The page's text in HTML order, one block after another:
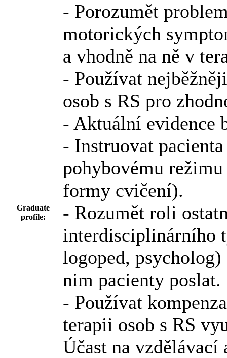
Graduate
profile:
- Porozumět
motorických
a vhodně na ně v
- Používat
osob s RS pro
- Aktuální evidence
- Instruovat
pohybovému
formy cvičení).
- Rozumět roli
interdisciplinárního
logoped,
nim pacienty poslat.
- Používat
terapii osob s RS
Účast na